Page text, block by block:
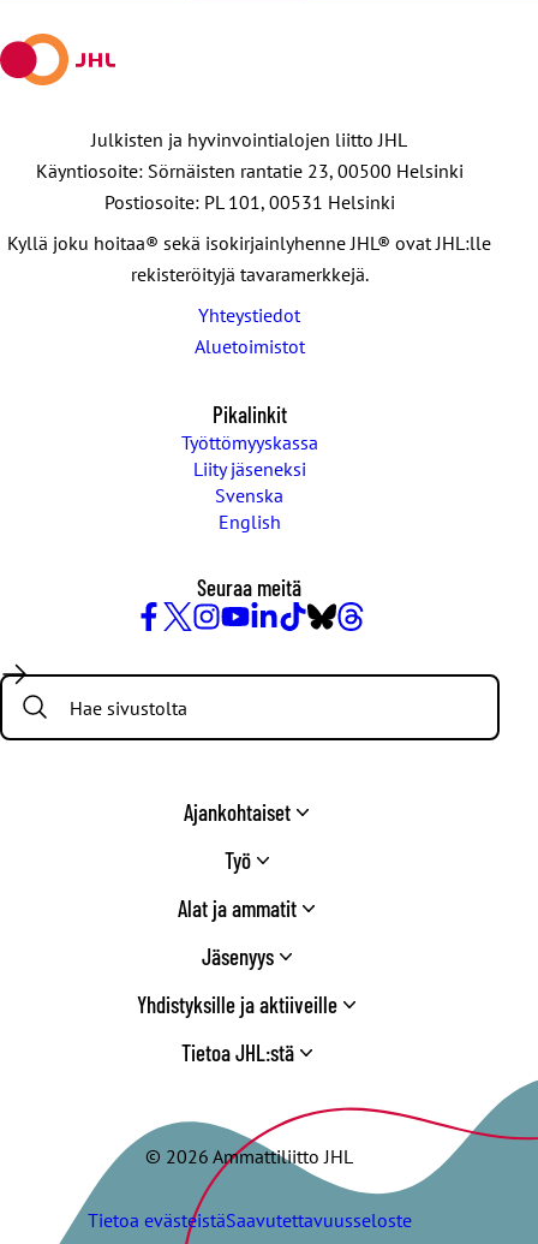
Julkisten ja hyvinvointialojen liitto JHL
Käyntiosoite: Sörnäisten rantatie 23, 00500 Helsinki
Postiosoite: PL 101, 00531 Helsinki
Kyllä joku hoitaa® sekä isokirjainlyhenne JHL® ovat JHL:lle
rekisteröityjä tavaramerkkejä.
Yhteystiedot
Aluetoimistot
Pikalinkit
Työttömyyskassa
Liity jäseneksi
Svenska
English
Seuraa meitä
/
Twitter
Search:
Ajankohtaiset
Työ
Alat ja ammatit
Jäsenyys
Yhdistyksille ja aktiiveille
Tietoa JHL:stä
© 2026 Ammattiliitto JHL
Tietoa evästeistäSaavutettavuusseloste